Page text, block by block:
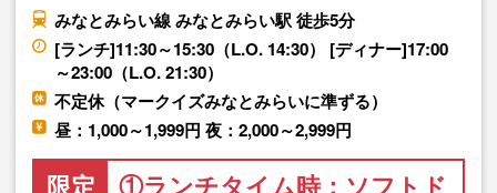
みなとみらい線 みなとみらい駅 徒歩5分
[ランチ]11:30～15:30（L.O. 14:30） [ディナー]17:00
～23:00（L.O. 21:30）
不定休（マークイズみなとみらいに準ずる）
昼：1,000～1,999円 夜：2,000～2,999円
限定
①ランチタイム時：ソフトド